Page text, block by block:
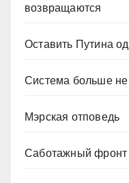
возвращаются
Оставить Путина
Система больше
Мэрская отповедь
Саботажный фронт